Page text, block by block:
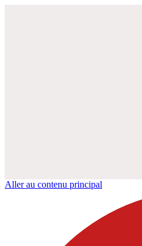
Aller au contenu principal